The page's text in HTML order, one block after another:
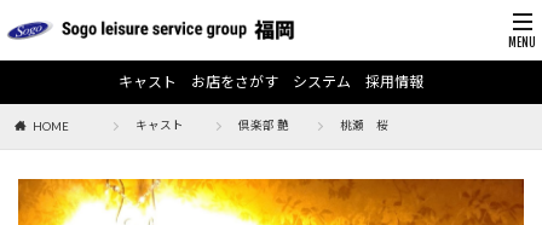
キャスト お店をさがす システム 採用情報
HOME キャスト 倶楽部 艶 桃瀬 桜